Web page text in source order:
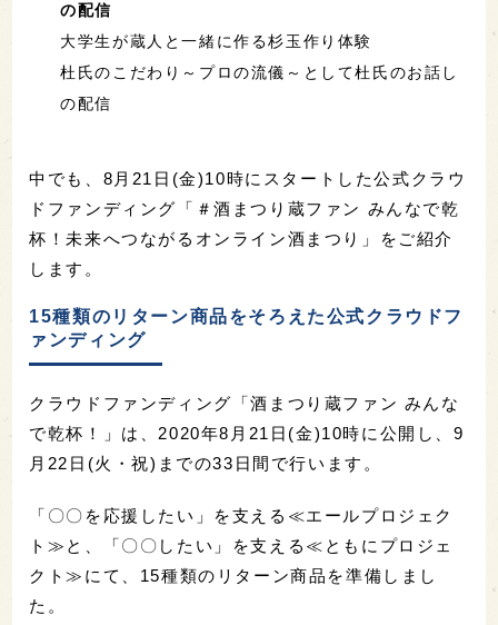
の配信
大学生が蔵人と一緒に作る杉玉作り体験
杜氏のこだわり～プロの流儀～として杜氏のお話し
の配信
中でも、8月21日(金)10時にスタートした公式クラウ
ドファンディング「＃酒まつり蔵ファン みんなで乾
杯！未来へつながるオンライン酒まつり」をご紹介
します。
15種類のリターン商品をそろえた公式クラウドフ
ァンディング
クラウドファンディング「酒まつり蔵ファン みんな
で乾杯！」は、2020年8月21日(金)10時に公開し、9
月22日(火・祝)までの33日間で行います。
「〇〇を応援したい」を支える≪エールプロジェク
ト≫と、「〇〇したい」を支える≪ともにプロジェ
クト≫にて、15種類のリターン商品を準備しまし
た。